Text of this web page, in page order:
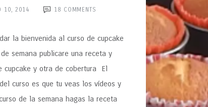
10, 2014 18 COMMENTS
la bienvenida al curso de cupcake
semana publicare una receta y
cupcake y otra de cobertura El
curso es que tu veas los vídeos y
de la semana hagas la receta